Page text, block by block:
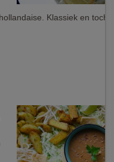
Klassiek en toch